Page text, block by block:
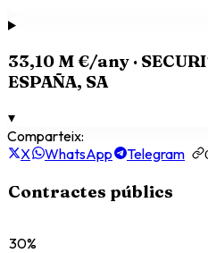
33,10 M €/any ·
ESPAÑA, SA
▾
Comparteix:
X
WhatsApp Telegram
Contractes públics
30%